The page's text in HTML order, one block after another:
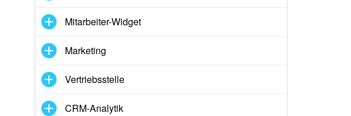
Mitarbeiter-Widget
Marketing
Vertriebsstelle
CRM-Analytik